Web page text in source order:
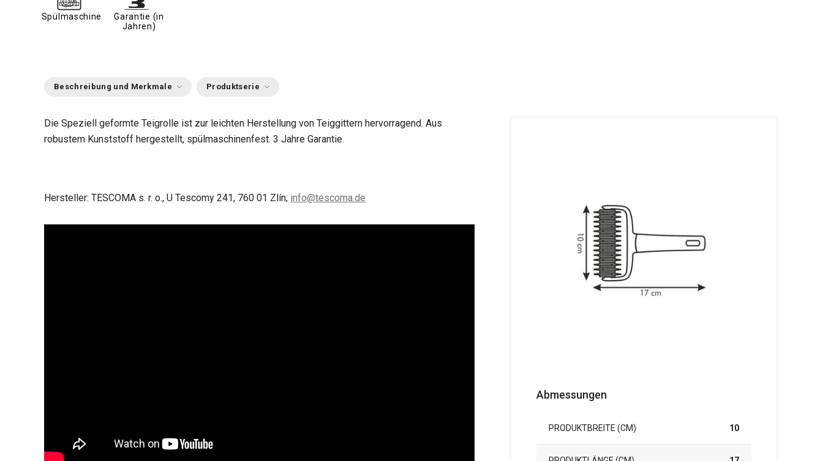
Spülmaschine
Garantie (in
Jahren)
Beschreibung und Merkmale Produktserie
Die Speziell geformte Teigrolle ist zur leichten Herstellung von Teiggittern hervorragend. Aus
robustem Kunststoff hergestellt, spülmaschinenfest. 3 Jahre Garantie.
Hersteller: TESCOMA s. r. o., U Tescomy 241, 760 01 Zlín; info@tescoma.de
Abmessungen
PRODUKTBREITE (CM) 10